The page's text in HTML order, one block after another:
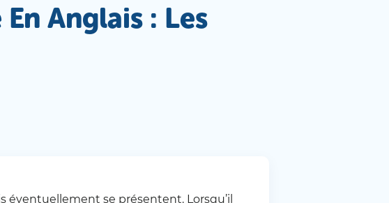
Anglais : Les
éventuellement se présentent. Lorsqu’il